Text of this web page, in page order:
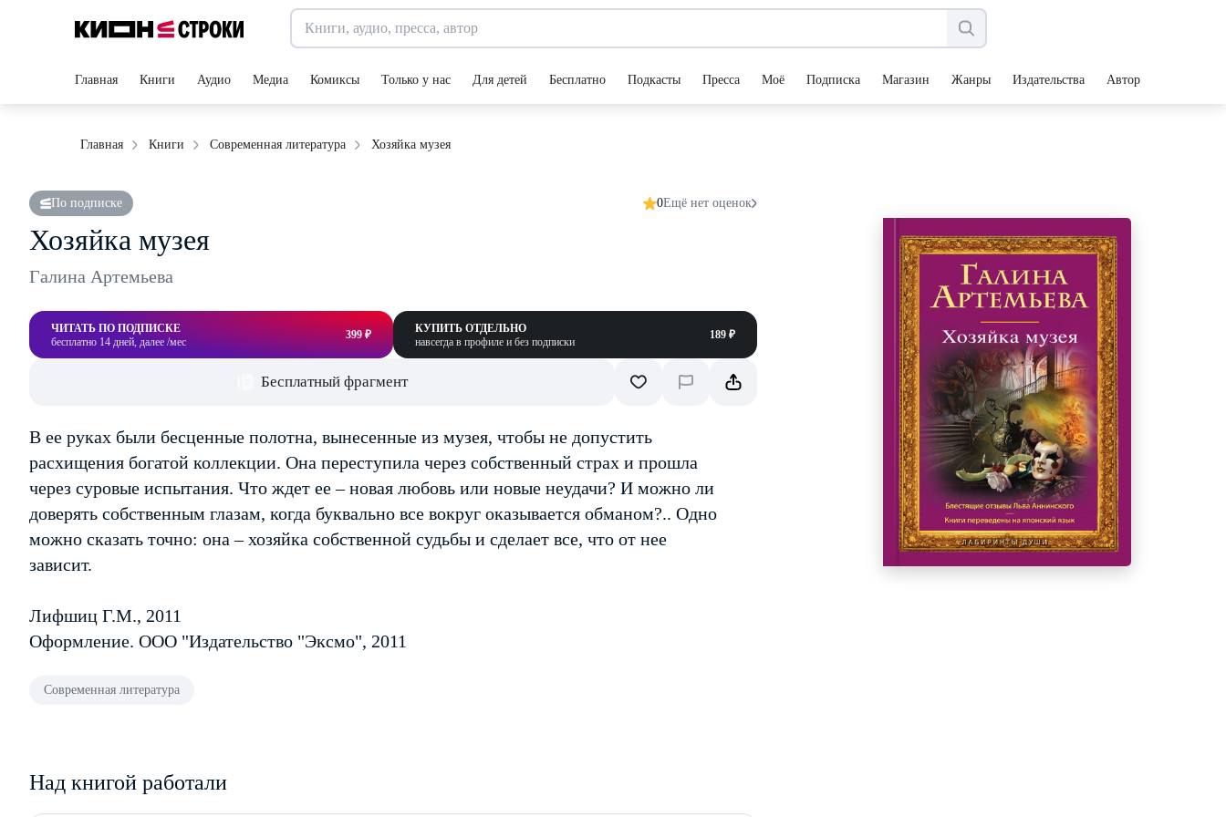
Главная Книги Аудио Медиа Комиксы Только у нас Для детей Бесплатно Подкасты Пресса Моё Подписка Магазин Жанры Издательства Авторы
Главная Книги Современная литература Хозяйка музея
По подписке 0Ещё нет оценок
Хозяйка музея
Галина Артемьева
ЧИТАТЬ ПО ПОДПИСКЕ
бесплатно 14 дней, далее /мес
399 ₽
КУПИТЬ ОТДЕЛЬНО
навсегда в профиле и без подписки
189 ₽
Бесплатный фрагмент
В ее руках были бесценные полотна, вынесенные из музея, чтобы не допустить
расхищения богатой коллекции. Она переступила через собственный страх и прошла
через суровые испытания. Что ждет ее – новая любовь или новые неудачи? И можно ли
доверять собственным глазам, когда буквально все вокруг оказывается обманом?.. Одно
можно сказать точно: она – хозяйка собственной судьбы и сделает все, что от нее
зависит.
Лифшиц Г.М., 2011
Оформление. ООО "Издательство "Эксмо", 2011
Современная литература
Над книгой работали